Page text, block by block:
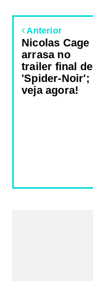
Anterior
Nicolas Cage
arrasa no
trailer final de
'Spider-Noir';
veja agora!